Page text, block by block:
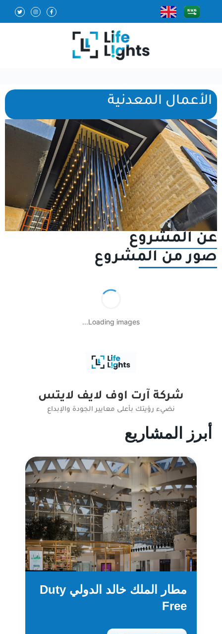
الأعمال المعدنية
عن المشروع
صور من المشروع
Loading images...
شركة آرت اوف لايف لايتس
نضيء رؤيتك بأعلى معايير الجودة والإبداع
أبرز المشاريع
مطار الملك خالد الدولي Duty
Free